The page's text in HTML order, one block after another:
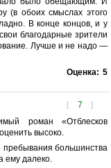
(в обоих смыслах этого
В конце концов, и у
благодарные зрители
Лучше и не надо —
Оценка: 5
[ 7 ]
роман «Отблесков
высоко.
большинства
ему далеко.